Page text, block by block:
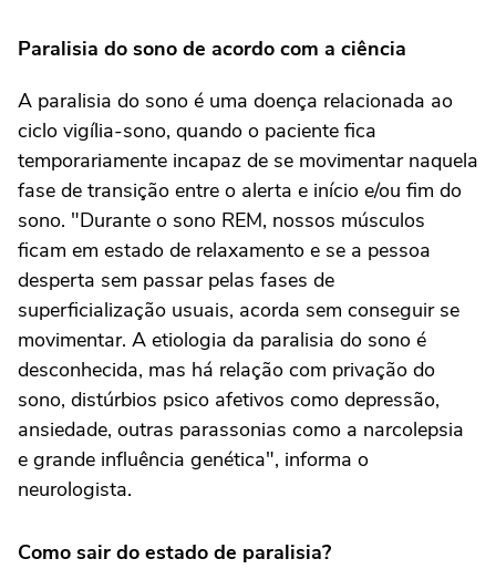
Paralisia do sono de acordo com a ciência
A paralisia do sono é uma doença relacionada ao
ciclo vigília-sono, quando o paciente fica
temporariamente incapaz de se movimentar naquela
fase de transição entre o alerta e início e/ou fim do
sono. "Durante o sono REM, nossos músculos
ficam em estado de relaxamento e se a pessoa
desperta sem passar pelas fases de
superficialização usuais, acorda sem conseguir se
movimentar. A etiologia da paralisia do sono é
desconhecida, mas há relação com privação do
sono, distúrbios psico afetivos como depressão,
ansiedade, outras parassonias como a narcolepsia
e grande influência genética", informa o
neurologista.
Como sair do estado de paralisia?